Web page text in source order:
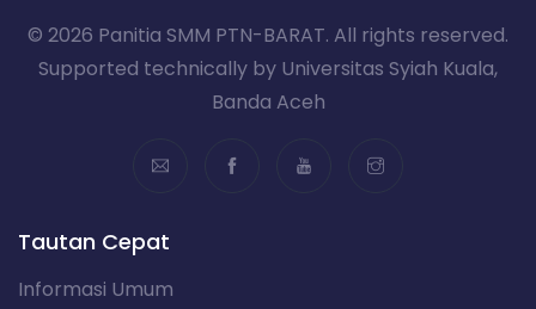
© 2026 Panitia SMM PTN-BARAT. All rights reserved.
Supported technically by Universitas Syiah Kuala,
Banda Aceh
Tautan Cepat
Informasi Umum